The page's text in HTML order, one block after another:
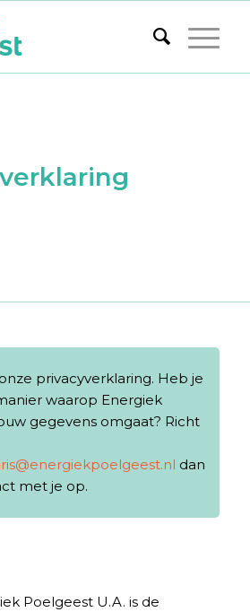
privacyverklaring. Heb je
waarop Energiek
gegevens omgaat? Richt
dan
met je op.
Poelgeest U.A. is de